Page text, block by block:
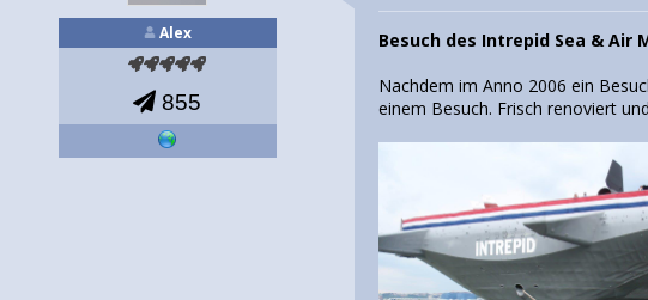
Alex
855
Besuch des Intrepid Sea & Air
Nachdem im Anno 2006 ein
einem Besuch. Frisch renoviert